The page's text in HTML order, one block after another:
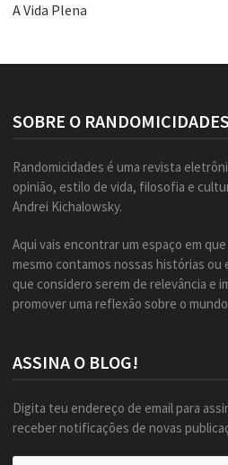
A Vida Plena
SOBRE O RANDOMICIDADES
Randomicidades é uma revista
opinião, estilo de vida, filosofia e
Andrei Kichalowsky.
Aqui vais encontrar um espaço em
mesmo contamos nossas histórias ou
que considero serem de relevância e
promover uma reflexão sobre o
ASSINA O BLOG!
Digita teu endereço de email para
receber notificações de novas